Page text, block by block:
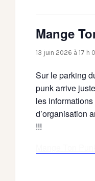
Mange
13 juin 2026 à 17 h
Sur le parking
punk arrive
les
d’organisation
!!!